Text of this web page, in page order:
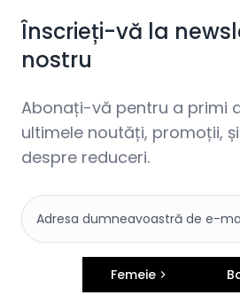
Înscrieți-vă la
nostru
Abonați-vă pentru a primi
ultimele noutăți, promoții,
despre reduceri.
Femeie